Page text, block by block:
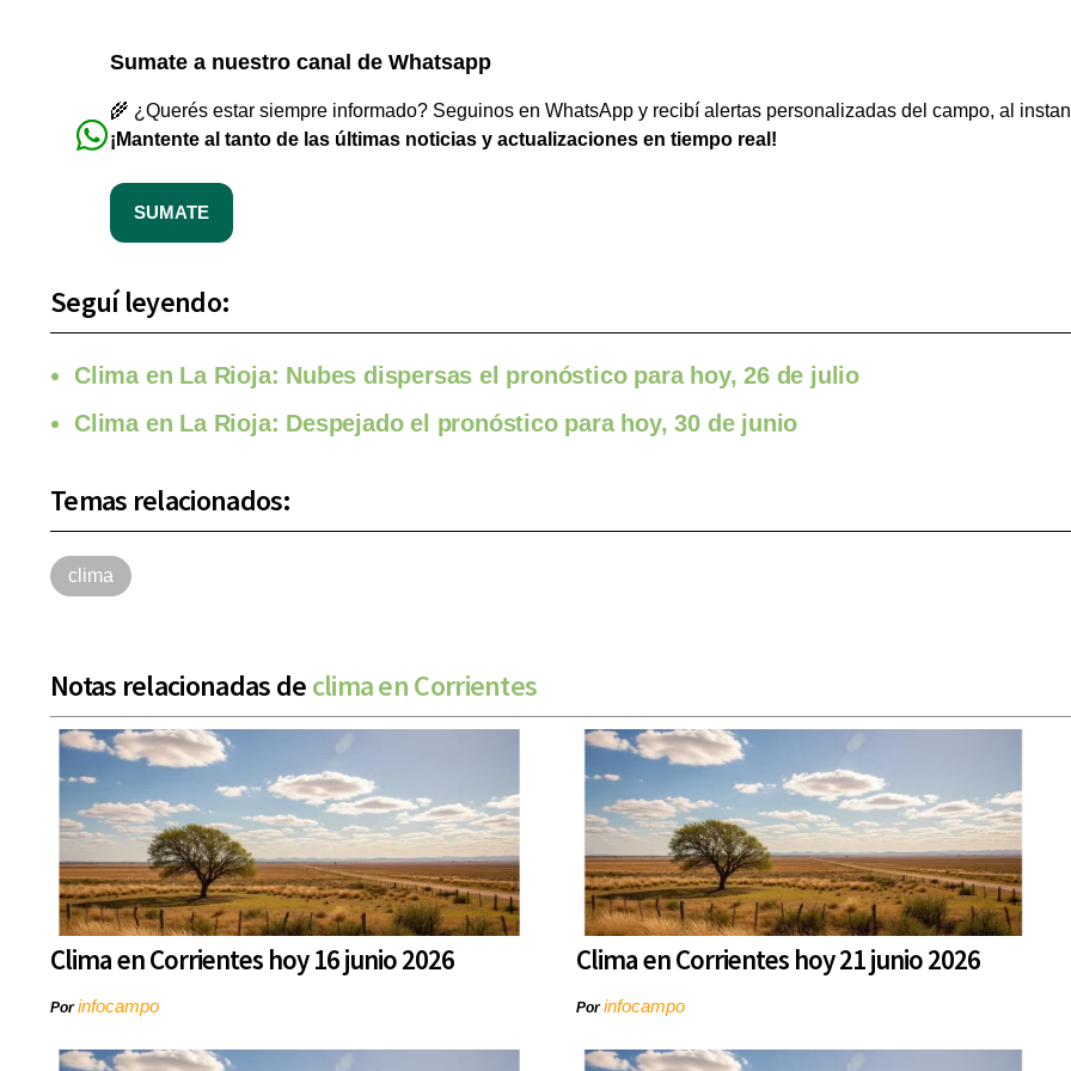
Sumate a nuestro canal de Whatsapp
🌾 ¿Querés estar siempre informado? Seguinos en WhatsApp y recibí alertas personalizadas del campo, al
¡Mantente al tanto de las últimas noticias y actualizaciones en tiempo real!
SUMATE
Seguí leyendo:
Clima en La Rioja: Nubes dispersas el pronóstico para hoy, 26 de julio
Clima en La Rioja: Despejado el pronóstico para hoy, 30 de junio
Temas relacionados:
clima
Notas relacionadas declima en Corrientes
Clima en Corrientes hoy 16 junio 2026
Porinfocampo
Clima en Corrientes hoy 21 junio 2026
Porinfocampo